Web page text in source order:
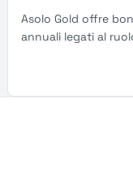
Asolo Gold offre
annuali legati al